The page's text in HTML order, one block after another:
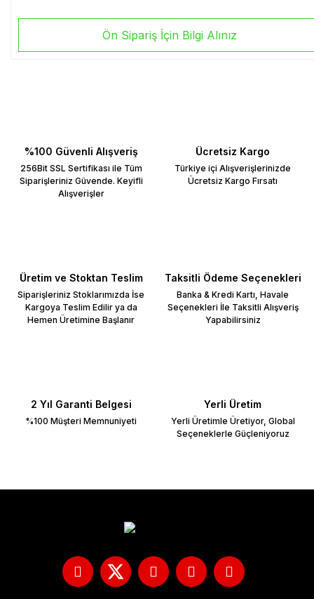
Ön Sipariş İçin Bilgi Alınız
%100 Güvenli Alışveriş
256Bit SSL Sertifikası ile Tüm
Siparişleriniz Güvende. Keyifli
Alışverişler
Ücretsiz Kargo
Türkiye içi Alışverişlerinizde
Ücretsiz Kargo Fırsatı
Üretim ve Stoktan Teslim
Siparişleriniz Stoklarımızda İse
Kargoya Teslim Edilir ya da
Hemen Üretimine Başlanır
Taksitli Ödeme Seçenekleri
Banka & Kredi Kartı, Havale
Seçenekleri İle Taksitli Alışveriş
Yapabilirsiniz
2 Yıl Garanti Belgesi
%100 Müşteri Memnuniyeti
Yerli Üretim
Yerli Üretimle Üretiyor, Global
Seçeneklerle Güçleniyoruz